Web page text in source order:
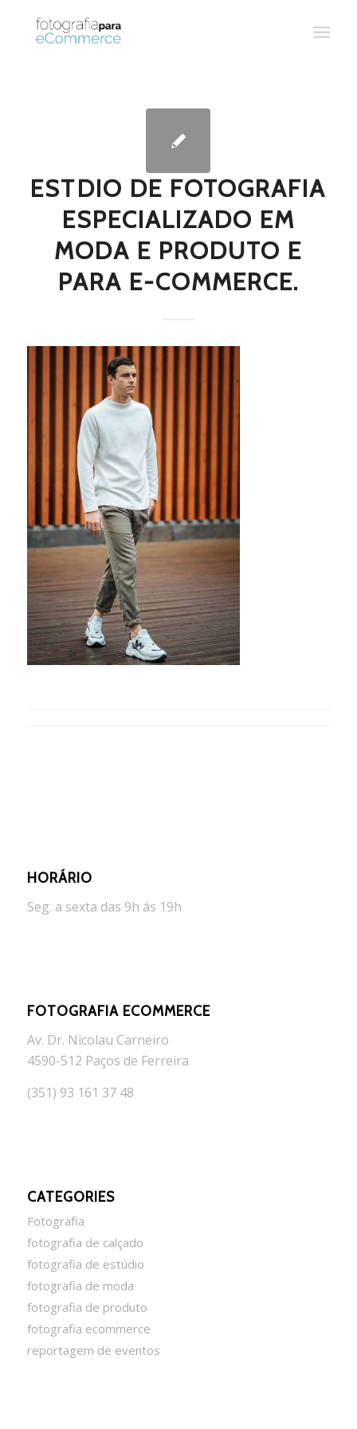
ESTDIO DE FOTOGRAFIA
ESPECIALIZADO EM
MODA E PRODUTO E
PARA E-COMMERCE.
HORÁRIO
Seg. a sexta das 9h ás 19h
FOTOGRAFIA ECOMMERCE
Av. Dr. Nicolau Carneiro
4590-512 Paços de Ferreira
(351) 93 161 37 48
CATEGORIES
Fotografia
fotografia de calçado
fotografia de estúdio
fotografia de moda
fotografia de produto
fotografia ecommerce
reportagem de eventos